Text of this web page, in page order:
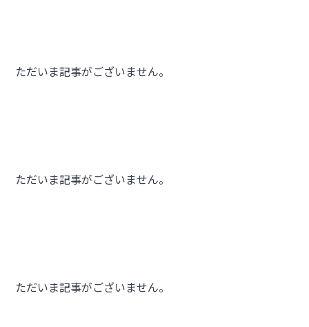
ただいま記事がございません。
ただいま記事がございません。
ただいま記事がございません。